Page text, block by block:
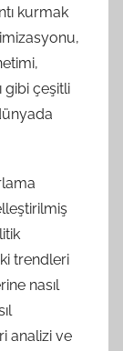
kurmak
gibi çeşitli
trendleri
nasıl
analizi ve